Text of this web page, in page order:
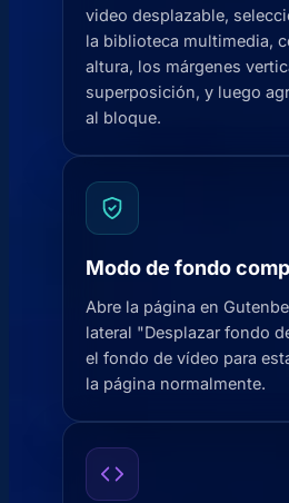
video desplazable,
la biblioteca multimedia,
altura, los márgenes
superposición, y luego
al bloque.
Modo de fondo
Abre la página en
lateral "Desplazar fondo
el fondo de vídeo para
la página normalmente.